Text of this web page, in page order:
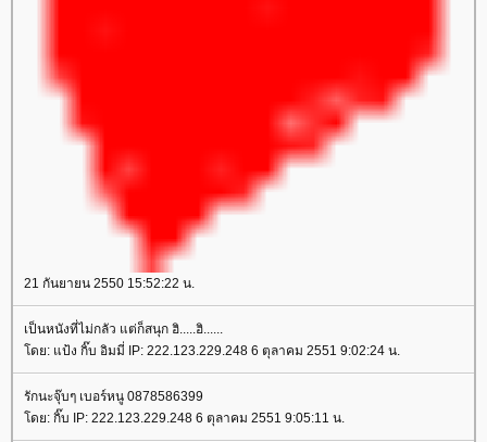
21 กันยายน 2550 15:52:22 น.
เป็นหนังที่ไม่กลัว แต่ก็สนุก ฮิ.....ฮิ......
ดย: แป้ง กิ๊บ อิมมี่ IP: 222.123.229.248 6 ตุลาคม 2551 9:02:24 น.
รักนะจุ๊บๆ เบอร์หนู 0878586399
ดย: กิ๊บ IP: 222.123.229.248 6 ตุลาคม 2551 9:05:11 น.